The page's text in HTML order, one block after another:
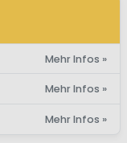
Mehr Infos »
Mehr Infos »
Mehr Infos »